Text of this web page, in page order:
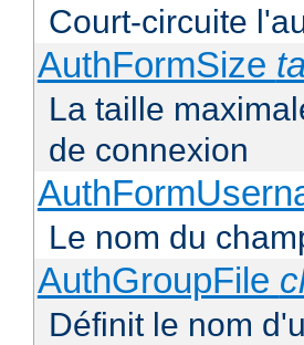
Court-circuite
AuthFormSize
La taille
de connexion
Le nom du
AuthGroupFile
Définit le nom